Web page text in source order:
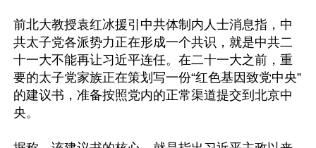
前北大教授袁红冰援引中共体制内人士消息指，中
共太子党各派势力正在形成一个共识，就是中共二
十一大不能再让习近平连任。在二十一大之前，重
要的太子党家族正在策划写一份“红色基因致党中央”
的建议书，准备按照党内的正常渠道提交到北京中
央。